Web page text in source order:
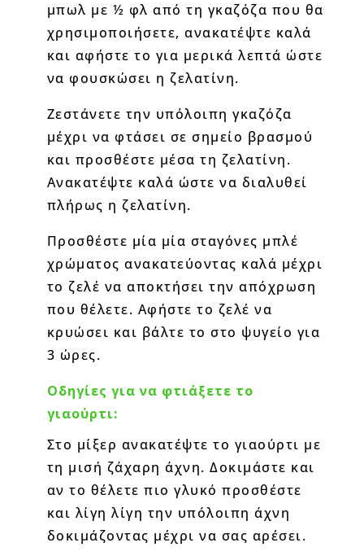
μπωλ με ½ φλ από τη γκαζόζα που θα
χρησιμοποιήσετε, ανακατέψτε καλά
και αφήστε το για μερικά λεπτά ώστε
να φουσκώσει η ζελατίνη.
Ζεστάνετε την υπόλοιπη γκαζόζα
μέχρι να φτάσει σε σημείο βρασμού
και προσθέστε μέσα τη ζελατίνη.
Ανακατέψτε καλά ώστε να διαλυθεί
πλήρως η ζελατίνη.
Προσθέστε μία μία σταγόνες μπλέ
χρώματος ανακατεύοντας καλά μέχρι
το ζελέ να αποκτήσει την απόχρωση
που θέλετε. Αφήστε το ζελέ να
κρυώσει και βάλτε το στο ψυγείο για
3 ώρες.
Οδηγίες για να φτιάξετε το
γιαούρτι:
Στο μίξερ ανακατέψτε το γιαούρτι με
τη μισή ζάχαρη άχνη. Δοκιμάστε και
αν το θέλετε πιο γλυκό προσθέστε
και λίγη λίγη την υπόλοιπη άχνη
δοκιμάζοντας μέχρι να σας αρέσει.